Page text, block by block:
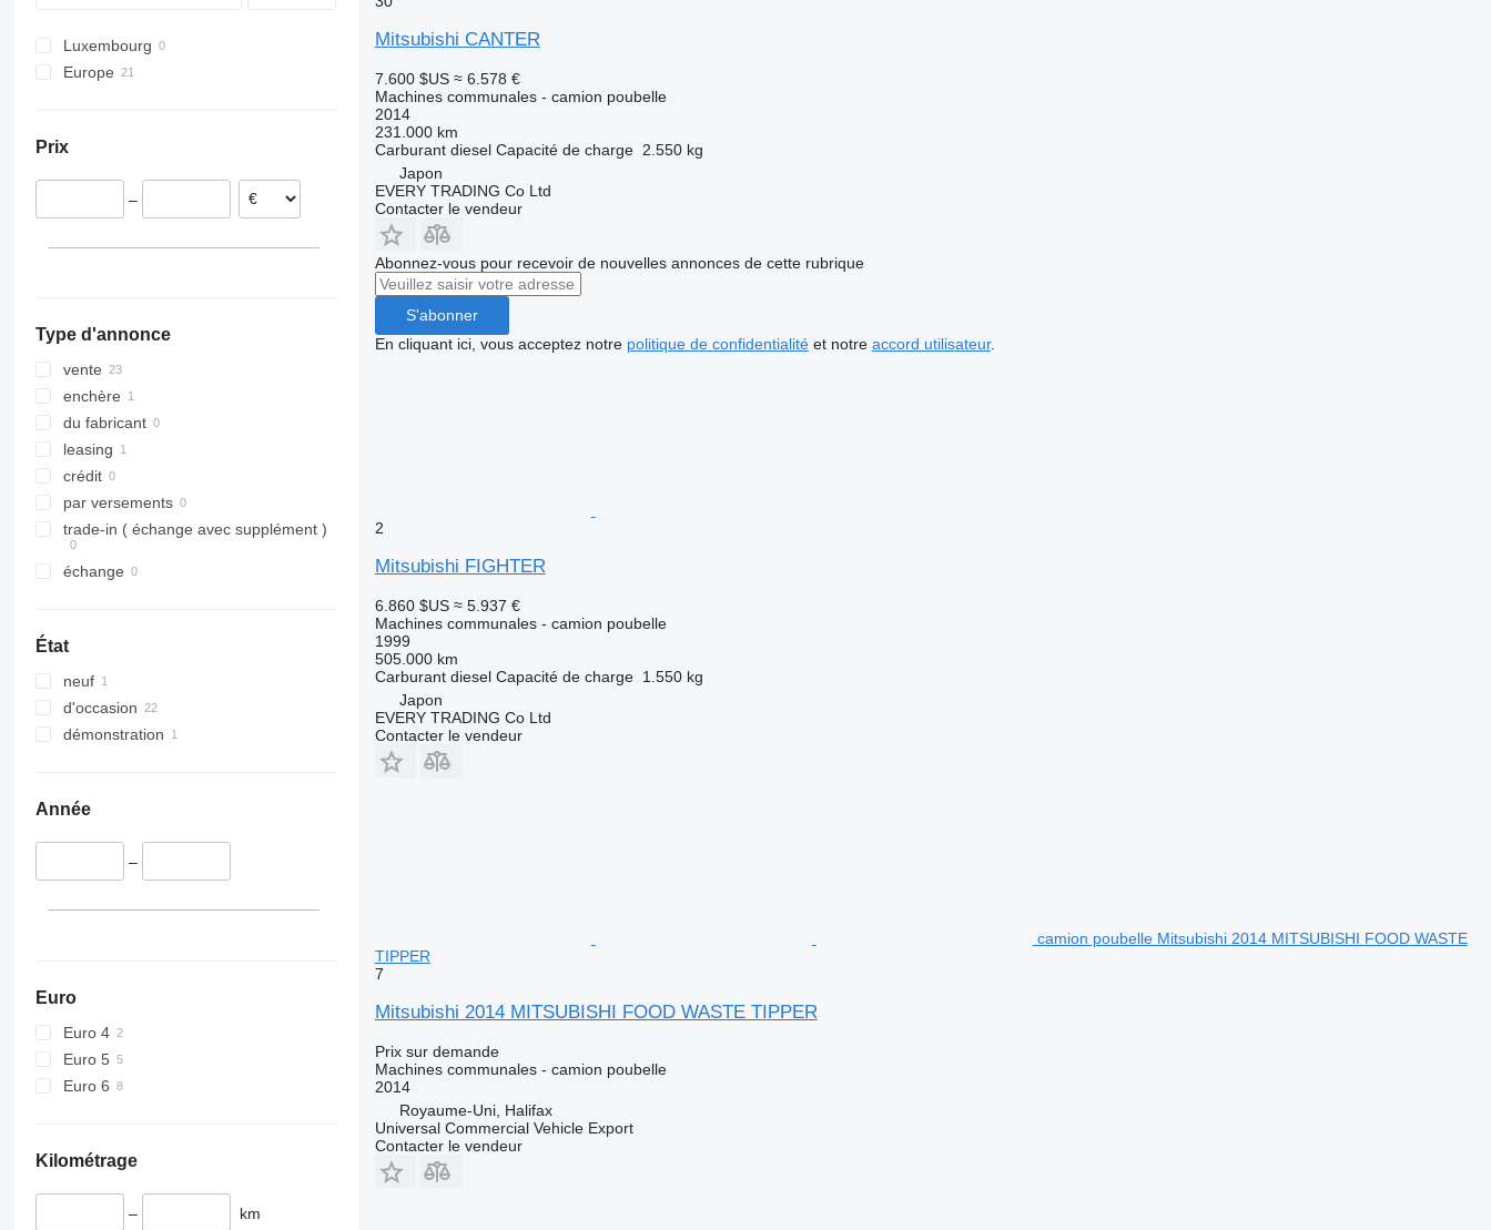
T-series
Luxembourg
Europe
France
Pays-Bas
Prix
–
Type d'annonce
vente
enchère
du fabricant
leasing
crédit
par versements
trade-in ( échange avec supplément )
échange
État
neuf
d'occasion
démonstration
Année
–
Euro
Euro 4
Euro 5
Euro 6
Kilométrage
– km
Mitsubishi CANTER
7.600 $US ≈ 6.578 €
Machines communales - camion poubelle
2014
231.000 km
Carburant diesel Capacité de charge 2.550 kg
Japon
EVERY TRADING Co Ltd
Contacter le vendeur
Abonnez-vous pour recevoir de nouvelles annonces de cette rubrique
S'abonner
En cliquant ici, vous acceptez notre politique de confidentialitéet notre accord utilisateur.
2
Mitsubishi FIGHTER
6.860 $US ≈ 5.937 €
Machines communales - camion poubelle
1999
505.000 km
Carburant diesel Capacité de charge 1.550 kg
Japon
EVERY TRADING Co Ltd
Contacter le vendeur
camion poubelle Mitsubishi 2014 MITSUBISHI FOOD WASTE
TIPPER
7
Mitsubishi 2014 MITSUBISHI FOOD WASTE TIPPER
Prix sur demande
Machines communales - camion poubelle
2014
Royaume-Uni, Halifax
Universal Commercial Vehicle Export
Contacter le vendeur